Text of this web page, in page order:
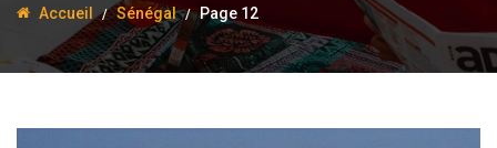
Accueil Sénégal Page 12